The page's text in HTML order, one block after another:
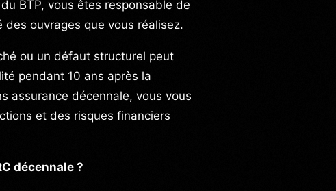
BTP, vous êtes responsable de
ouvrages que vous réalisez.
ou un défaut structurel peut
pendant 10 ans après la
assurance décennale, vous vous
et des risques financiers
décennale ?